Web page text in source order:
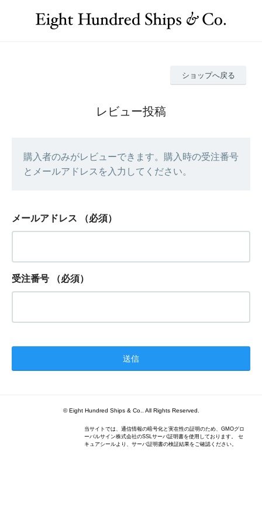
ショップへ戻る
レビュー投稿
購入者のみがレビューできます。購入時の受注番号
とメールアドレスを入力してください。
メールアドレス （必須）
受注番号 （必須）
© Eight Hundred Ships & Co.. All Rights Reserved.
当サイトでは、通信情報の暗号化と実在性の証明のため、GMOグロ
ーバルサイン株式会社のSSLサーバ証明書を使用しております。 セ
キュアシールより、サーバ証明書の検証結果をご確認ください。